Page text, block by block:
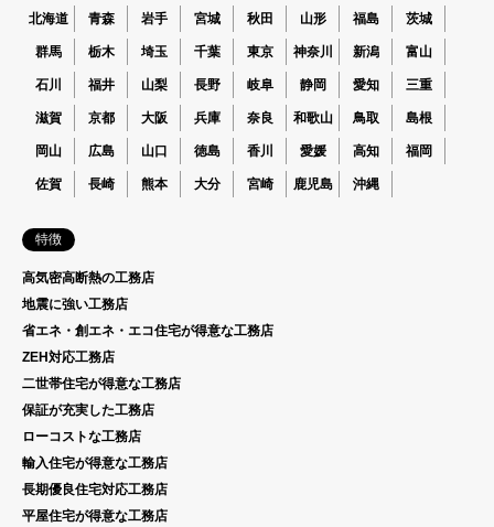
北海道 青森 岩手 宮城 秋田 山形 福島 茨城
群馬 栃木 埼玉 千葉 東京 神奈川 新潟 富山
石川 福井 山梨 長野 岐阜 静岡 愛知 三重
滋賀 京都 大阪 兵庫 奈良 和歌山 鳥取 島根
岡山 広島 山口 徳島 香川 愛媛 高知 福岡
佐賀 長崎 熊本 大分 宮崎 鹿児島 沖縄
特徴
高気密高断熱の工務店
地震に強い工務店
省エネ・創エネ・エコ住宅が得意な工務店
ZEH対応工務店
二世帯住宅が得意な工務店
保証が充実した工務店
ローコストな工務店
輸入住宅が得意な工務店
長期優良住宅対応工務店
平屋住宅が得意な工務店